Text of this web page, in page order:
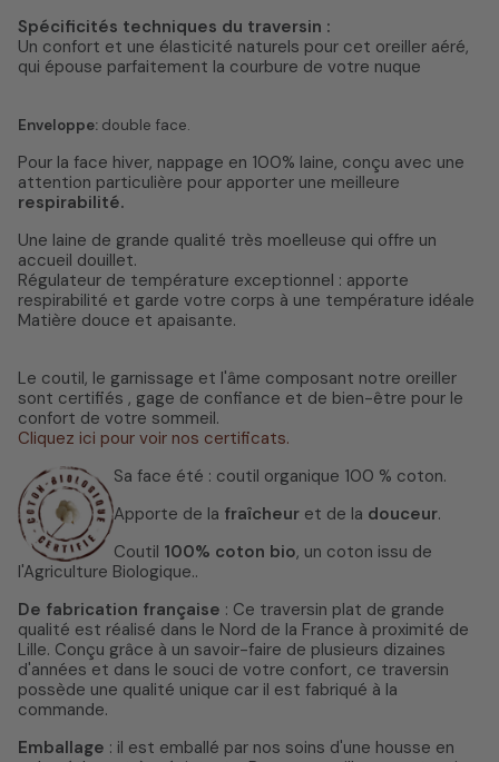
Spécificités techniques du traversin :
Un confort et une élasticité naturels pour cet oreiller aéré,
qui épouse parfaitement la courbure de votre nuque
Enveloppe: double face.
Pour la face hiver, nappage en 100% laine, conçu avec une
attention particulière pour apporter une meilleure
respirabilité.
Une laine de grande qualité très moelleuse qui offre un
accueil douillet.
Régulateur de température exceptionnel : apporte
respirabilité et garde votre corps à une température idéale
Matière douce et apaisante.
Le coutil, le garnissage et l'âme composant notre oreiller
sont certifiés , gage de confiance et de bien-être pour le
confort de votre sommeil.
Cliquez ici pour voir nos certificats.
Sa face été : coutil organique 100 % coton.
Apporte de la fraîcheur et de la douceur.
Coutil 100% coton bio, un coton issu de
l'Agriculture Biologique..
De fabrication française : Ce traversin plat de grande
qualité est réalisé dans le Nord de la France à proximité de
Lille. Conçu grâce à un savoir-faire de plusieurs dizaines
d'années et dans le souci de votre confort, ce traversin
possède une qualité unique car il est fabriqué à la
commande.
Emballage : il est emballé par nos soins d'une housse en